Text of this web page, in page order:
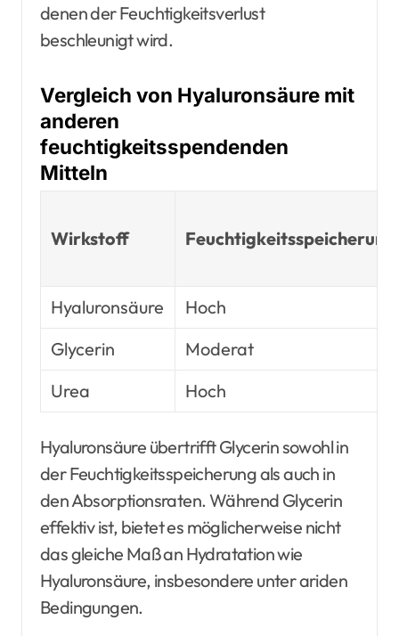
denen der Feuchtigkeitsverlust
beschleunigt wird.
Vergleich von Hyaluronsäure mit
anderen
feuchtigkeitsspendenden
Mitteln
Wirkstoff Feuchtigkeitsspeicherung
Hyaluronsäure
Hoch
Glycerin
Moderat
Urea
Hoch
Hyaluronsäure übertrifft Glycerin sowohl in
der Feuchtigkeitsspeicherung als auch in
den Absorptionsraten. Während Glycerin
effektiv ist, bietet es möglicherweise nicht
das gleiche Maß an Hydratation wie
Hyaluronsäure, insbesondere unter ariden
Bedingungen.